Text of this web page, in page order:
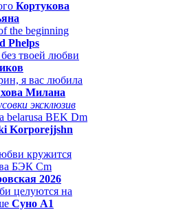
Кортукова
the beginning
Phelps
твоей любви
я вас любила
Милана
эксклюзив
belarusa BEK Dm
Korporejjshn
кружится
БЭК Cm
2026
целуются на
Суно А1